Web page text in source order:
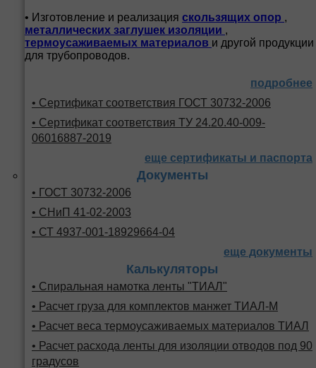
• Изготовление и реализация скользящих опор ,
металлических заглушек изоляции ,
термоусаживаемых материалов и другой продукции
для трубопроводов.
подробнее
• Сертификат соответствия ГОСТ 30732-2006
• Сертификат соответствия ТУ 24.20.40-009-
06016887-2019
еще сертификаты и паспорта
Документы
• ГОСТ 30732-2006
• СНиП 41-02-2003
• СТ 4937-001-18929664-04
еще документы
Калькуляторы
• Спиральная намотка ленты "ТИАЛ"
• Расчет груза для комплектов манжет ТИАЛ-М
• Расчет веса термоусаживаемых материалов ТИАЛ
• Расчет расхода ленты для изоляции отводов под 90
градусов